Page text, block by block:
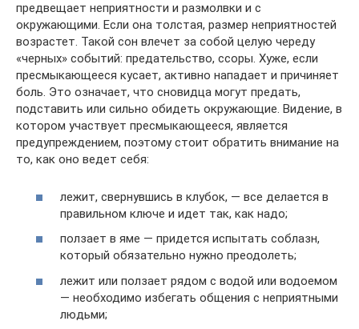
предвещает неприятности и размолвки и с
окружающими. Если она толстая, размер неприятностей
возрастет. Такой сон влечет за собой целую череду
«черных» событий: предательство, ссоры. Хуже, если
пресмыкающееся кусает, активно нападает и причиняет
боль. Это означает, что сновидца могут предать,
подставить или сильно обидеть окружающие. Видение, в
котором участвует пресмыкающееся, является
предупреждением, поэтому стоит обратить внимание на
то, как оно ведет себя:
лежит, свернувшись в клубок, — все делается в
правильном ключе и идет так, как надо;
ползает в яме — придется испытать соблазн,
который обязательно нужно преодолеть;
лежит или ползает рядом с водой или водоемом
— необходимо избегать общения с неприятными
людьми;